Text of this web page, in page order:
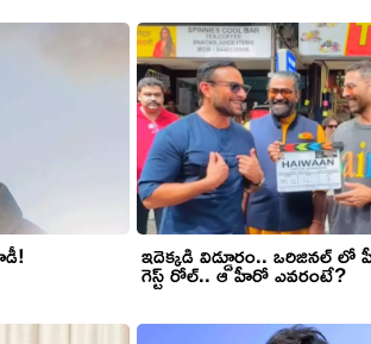
ఇదెక్కడి విడ్డూరం.. ఒరిజినల్
గెస్ట్ రోల్.. ఆ హీరో ఎవరంటే?